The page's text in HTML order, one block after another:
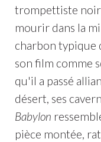
trompettiste noir
mourir dans la
charbon typique
son film comme
qu'il a passé
désert, ses
Babylon
pièce montée,